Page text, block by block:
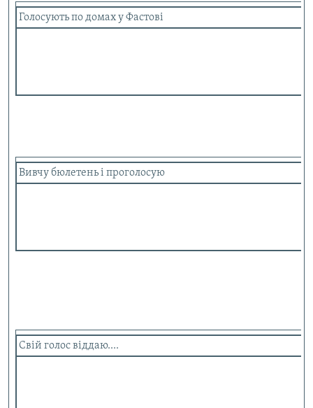
Голосують по домах у Фастові
Вивчу бюлетень і проголосую
Свій голос віддаю....